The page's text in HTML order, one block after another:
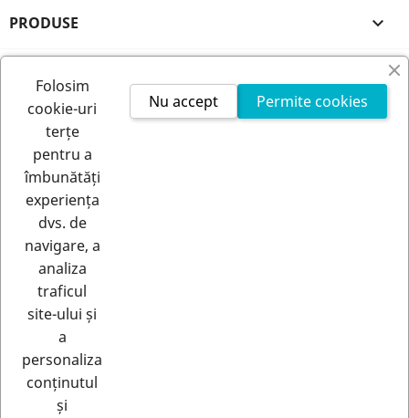
PRODUSE 
CONTUL TAU 
INFORMATIILE MAGAZINULUI
© 2026 - Rastero | Toate drepturile rezervate |
Folosim
cookie-uri
terțe
pentru a
îmbunătăți
experiența
dvs. de
navigare, a
analiza
traficul
site-ului și
a
personaliza
conținutul
și
Permite cookies
Nu accept